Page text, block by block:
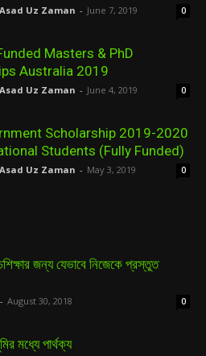
Uz Zaman - June 7, 2019 0
Masters & PhD
Australia 2019
Uz Zaman - June 4, 2019 0
Scholarship 2019-2020
Students (Fully Funded)
Uz Zaman - May 3, 2019 0
জন্য যেভাবে নিজেকে প্রস্তুত
- August 30, 2018 0
মধ্যে পার্থক্য